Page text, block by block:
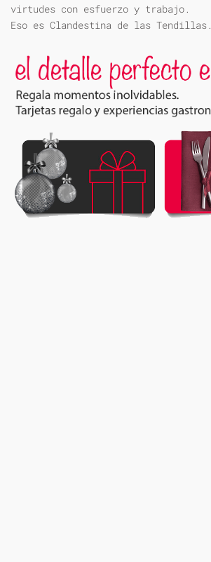
virtudes con esfuerzo y trabajo.
Eso es Clandestina de las Tendillas.